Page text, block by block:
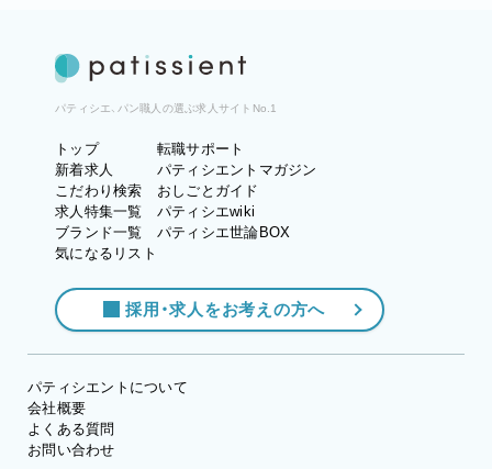
パティシエ、パン職人の選ぶ求人サイトNo.1
トップ
新着求人
こだわり検索
求人特集一覧
ブランド一覧
気になるリスト
転職サポート
パティシエントマガジン
おしごとガイド
パティシエwiki
パティシエ世論BOX
採用・求人をお考えの方へ
パティシエントについて
会社概要
よくある質問
お問い合わせ